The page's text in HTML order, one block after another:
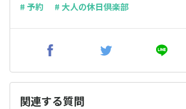
# 予約 # 大人の休日倶楽部
関連する質問